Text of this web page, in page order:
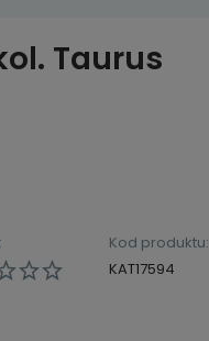
Taurus
Kod produktu:
KAT17594